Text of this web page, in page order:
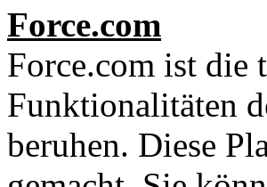
Force.com
Force.com ist die
Funktionalitäten
beruhen. Diese